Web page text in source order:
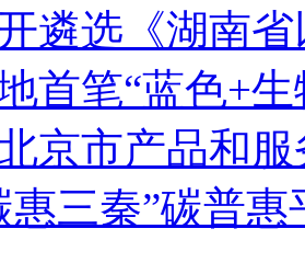
遴选《湖南
首笔“蓝色+
京市产品和
惠三秦”碳普